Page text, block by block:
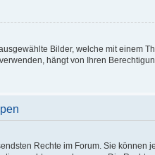
Bilder, welche mit einem
hängt von Ihren
Rechte im Forum. Sie können